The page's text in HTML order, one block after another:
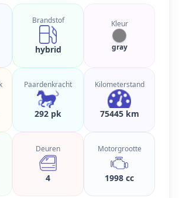
Brandstof
hybrid
Kleur
gray
Paardenkracht
292 pk
Kilometerstand
75445 km
Deuren
4
Motorgrootte
1998 cc